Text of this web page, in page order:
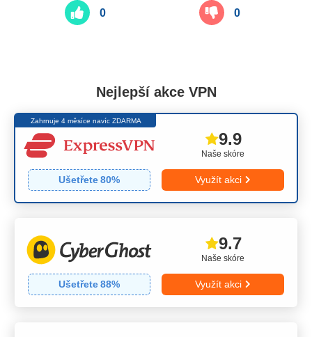
0 0
Nejlepší akce VPN
Zahrnuje 4 měsíce navíc ZDARMA
Naše skóre
9.9
Ušetřete80% Využít akci
Naše skóre
9.7
Ušetřete88% Využít akci